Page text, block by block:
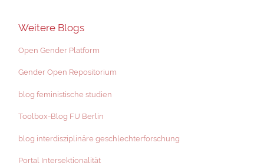
Weitere Blogs
Open Gender Platform
Gender Open Repositorium
blog feministische studien
Toolbox-Blog FU Berlin
blog interdisziplinäre geschlechterforschung
Portal Intersektionalität